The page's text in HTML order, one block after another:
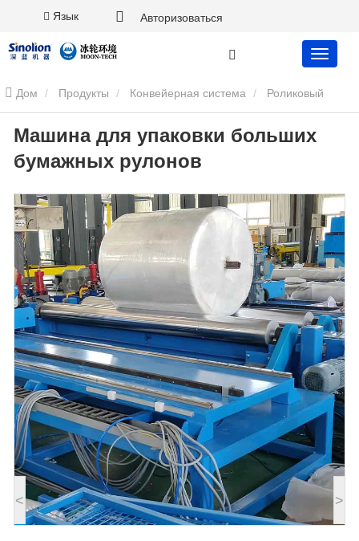
Язык Авторизоваться
Дом Продукты Конвейерная система Роликовый
конвейер Машина для упаковки больших бумажных рулонов
< >
Машина для упаковки больших
бумажных рулонов